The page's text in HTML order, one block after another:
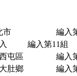
北市 編入第
入 編入第11組
市西屯區 編入
縣大肚鄉 編入